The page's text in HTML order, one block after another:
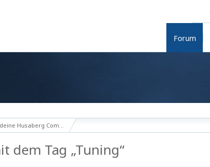
Forum
Husaberg Community
dem Tag „Tuning“